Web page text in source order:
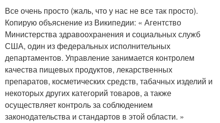
Все очень просто (жаль, что у нас не все так просто).
Копирую объяснение из Википедии: « Агентство
Министерства здравоохранения и социальных служб
США, один из федеральных исполнительных
департаментов. Управление занимается контролем
качества пищевых продуктов, лекарственных
препаратов, косметических средств, табачных изделий и
некоторых других категорий товаров, а также
осуществляет контроль за соблюдением
законодательства и стандартов в этой области. »